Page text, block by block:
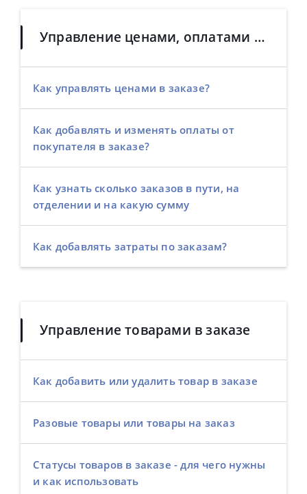
Управление ценами, оплатами и затратами в заказах
Как управлять ценами в заказе?
Как добавлять и изменять оплаты от
покупателя в заказе?
Как узнать сколько заказов в пути, на
отделении и на какую сумму
Как добавлять затраты по заказам?
Управление товарами в заказе
Как добавить или удалить товар в заказе
Разовые товары или товары на заказ
Статусы товаров в заказе - для чего нужны
и как использовать